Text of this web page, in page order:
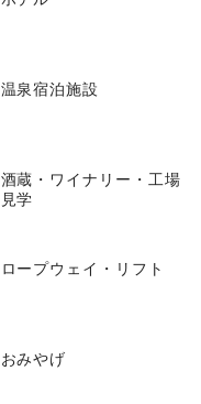
温泉宿泊施設
酒蔵・ワイナリー・工場
見学
ロープウェイ・リフト
おみやげ